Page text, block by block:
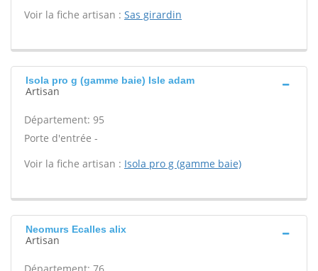
Voir la fiche artisan : Sas girardin
Isola pro g (gamme baie) Isle adam
Artisan
Département: 95
Porte d'entrée -
Voir la fiche artisan : Isola pro g (gamme baie)
Neomurs Ecalles alix
Artisan